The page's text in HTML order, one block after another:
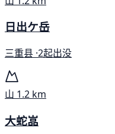
日出ケ岳
三重县 ·2起出没
山 1.2 km
大蛇嵓